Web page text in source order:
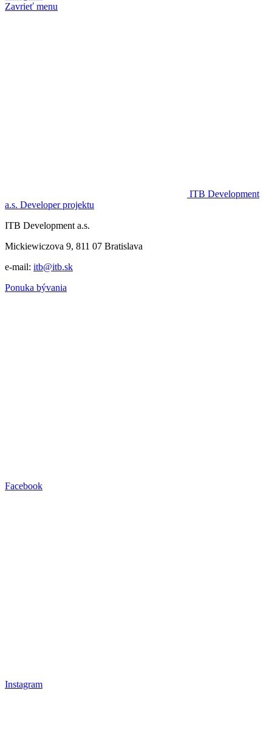
Zavrieť menu
ITB Development
a.s. Developer projektu
ITB Development a.s.
Mickiewiczova 9, 811 07 Bratislava
e-mail: itb@itb.sk
Ponuka bývania
Facebook
Instagram